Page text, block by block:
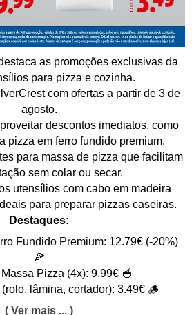
as promoções exclusivas da
para pizza e cozinha.
com ofertas a partir de 3 de
agosto.
descontos imediatos, como
pizza em ferro fundido premium.
para massa de pizza que facilitam
sem colar ou secar.
utensílios com cabo em madeira
para preparar pizzas caseiras.
Destaques:
Fundido Premium: 12.79€ (-20%)
🍕
Pizza (4x): 9.99€ 🥣
lâmina, cortador): 3.49€ 🪵
( Ver mais ... )